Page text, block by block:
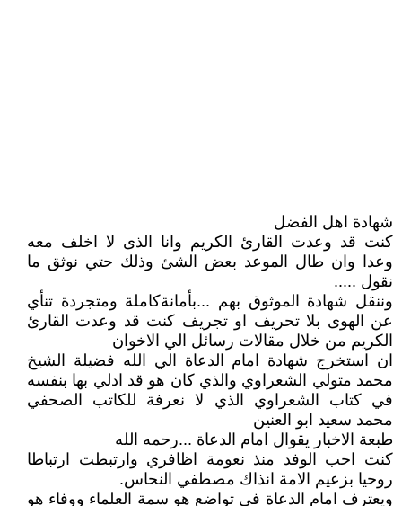
شهادة اهل الفضل
كنت قد وعدت القارئ الكريم وانا الذى لا اخلف معه
وعدا وان طال الموعد بعض الشئ وذلك حتي نوثق ما
نقول .....
وننقل شهادة الموثوق بهم ...بأمانةكاملة ومتجردة تنأي
عن الهوى بلا تحريف او تجريف كنت قد وعدت القارئ
الكريم من خلال مقالات رسائل الي الاخوان
ان استخرج شهادة امام الدعاة الي الله فضيلة الشيخ
محمد متولي الشعراوي والذي كان هو قد ادلي بها بنفسه
في كتاب الشعراوي الذي لا نعرفة للكاتب الصحفي
محمد سعيد ابو العنين
طبعة الاخبار يقوال امام الدعاة ...رحمه الله
كنت احب الوفد منذ نعومة اظافري وارتبطت ارتباطا
روحيا بزعيم الامة انذاك مصطفي النحاس.
ويعترف امام الدعاة في تواضع هو سمة العلماء ووفاء هو